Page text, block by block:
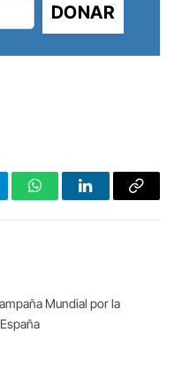
DONAR
WhatsAppLinkedInCopy
Mundial por la